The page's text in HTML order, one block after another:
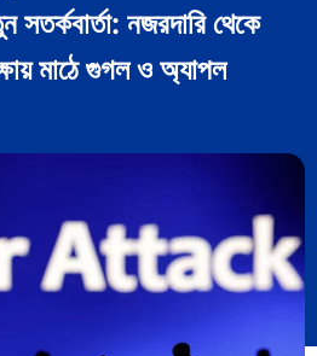
সতর্কবার্তা: নজরদারি থেকে
মাঠে গুগল ও অ্যাপল